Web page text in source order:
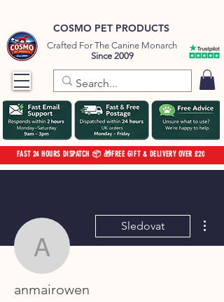
COSMO PET PRODUCTS
Crafted For The Canine Monarch
Since 2009
FAST 24 HOURS DISPATCH 📦 🎁FREE GIFT & DELIVERY OVER £20
anmairowen
Sledovat
anmairowen